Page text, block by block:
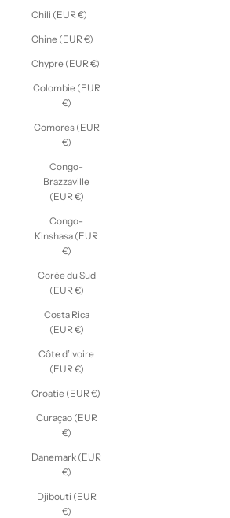
Chili (EUR €)
Chine (EUR €)
Chypre (EUR €)
Colombie (EUR
€)
Comores (EUR
€)
Congo-
Brazzaville
(EUR €)
Congo-
Kinshasa (EUR
€)
Corée du Sud
(EUR €)
Costa Rica
(EUR €)
Côte d’Ivoire
(EUR €)
Croatie (EUR €)
Curaçao (EUR
€)
Danemark (EUR
€)
Djibouti (EUR
€)